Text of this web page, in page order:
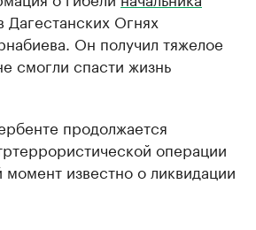
Дагестанских Огнях
Он получил тяжелое
смогли спасти жизнь
продолжается
операции
известно о ликвидации